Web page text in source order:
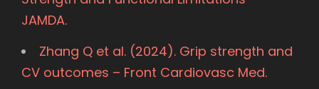
JAMDA.
Zhang Q et al. (2024). Grip strength and
CV outcomes – Front Cardiovasc Med.